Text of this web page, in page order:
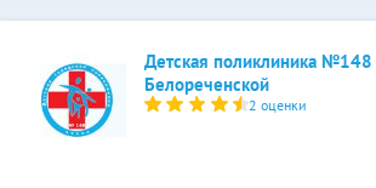
Детская поликлиника №148
Белореченской
2 оценки